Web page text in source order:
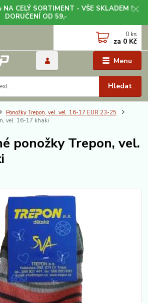
NA CELÝ SORTIMENT - VŠE SKLADEM !
DORUČENÍ OD 59,-
Menu
Hledat
0 ks
za 0 Kč
Ponožky Trepon, vel. vel. 16-17 EUR 23-25
vel. 16-17 khaki
ponožky Trepon, vel.